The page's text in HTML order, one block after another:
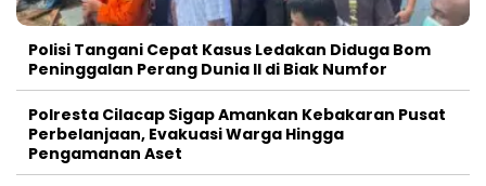
Polisi Tangani Cepat Kasus Ledakan Diduga Bom
Peninggalan Perang Dunia II di Biak Numfor
Polresta Cilacap Sigap Amankan Kebakaran Pusat
Perbelanjaan, Evakuasi Warga Hingga
Pengamanan Aset